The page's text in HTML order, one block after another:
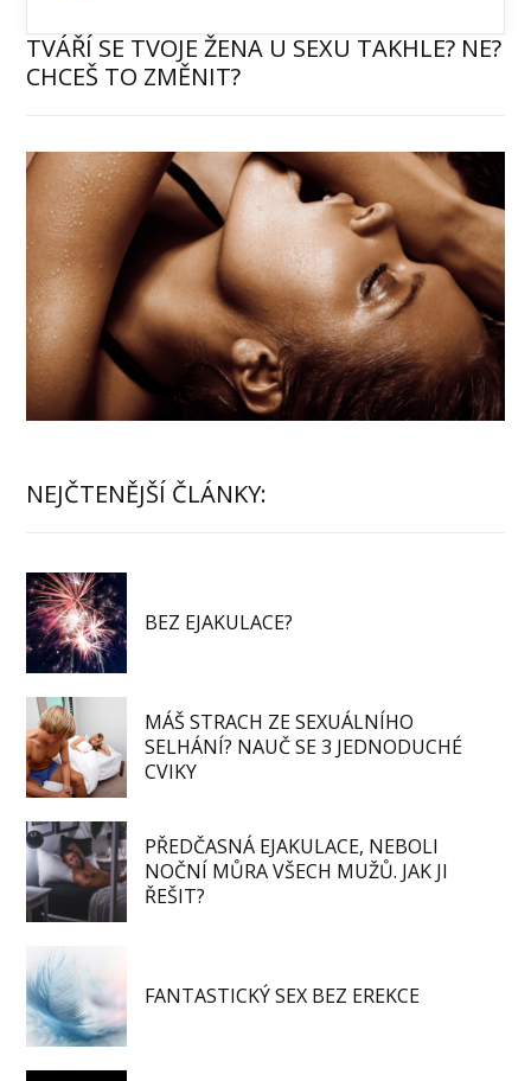
TVÁŘÍ SE TVOJE ŽENA U SEXU TAKHLE? NE?
CHCEŠ TO ZMĚNIT?
NEJČTENĚJŠÍ ČLÁNKY:
BEZ EJAKULACE?
MÁŠ STRACH ZE SEXUÁLNÍHO
SELHÁNÍ? NAUČ SE 3 JEDNODUCHÉ
CVIKY
PŘEDČASNÁ EJAKULACE, NEBOLI
NOČNÍ MŮRA VŠECH MUŽŮ. JAK JI
ŘEŠIT?
FANTASTICKÝ SEX BEZ EREKCE